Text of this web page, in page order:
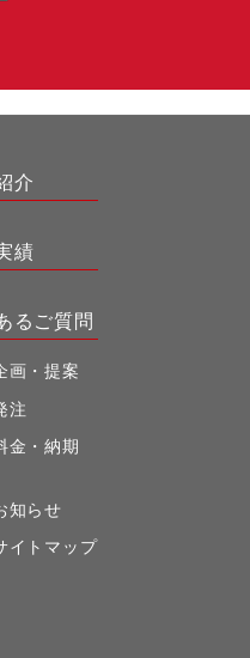
介
績
るご質問
画・提案
注
金・納期
知らせ
イトマップ